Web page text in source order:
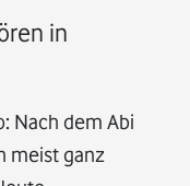
in
Nach dem Abi
meist ganz